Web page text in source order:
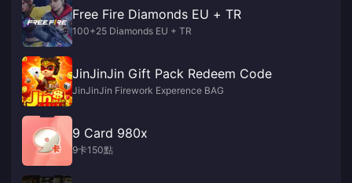
Free Fire Diamonds EU + TR
100+25 Diamonds EU + TR
JinJinJin Gift Pack Redeem Code
JinJinJin Firework Experence BAG
9 Card 980x
9卡150點